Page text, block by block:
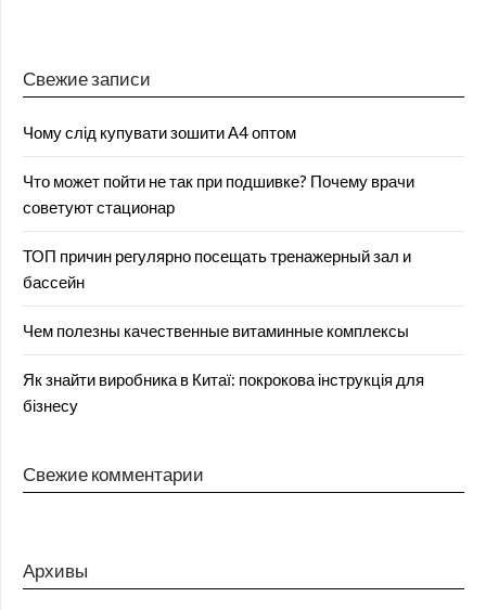
Свежие записи
Чому слід купувати зошити А4 оптом
Что может пойти не так при подшивке? Почему врачи
советуют стационар
ТОП причин регулярно посещать тренажерный зал и
бассейн
Чем полезны качественные витаминные комплексы
Як знайти виробника в Китаї: покрокова інструкція для
бізнесу
Свежие комментарии
Архивы